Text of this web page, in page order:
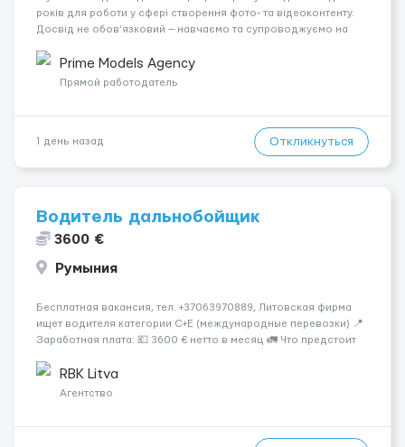
років для роботи у сфері створення фото- та відеоконтенту.
Досвід не обов’язковий — навчаємо та супроводжуємо на
конфіденційність і професійну підтримку. Працюємо офіційно,
поважаємо особ...
Prime Models Agency
Прямой работодатель
1 день назад Откликнуться
Водитель дальнобойщик
3600 €
Румыния
Бесплатная вакансия, тел. +37063970889, Литовская фирма
ищет водителя категории C+E (международные перевозки) 📍
Заработная плата: 💶 3600 € нетто в месяц 🚛 Что предстоит
рефрижераторах. В среднем 400–500 км в день. Погрузки и
разгрузки...
RBK Litva
Агентство